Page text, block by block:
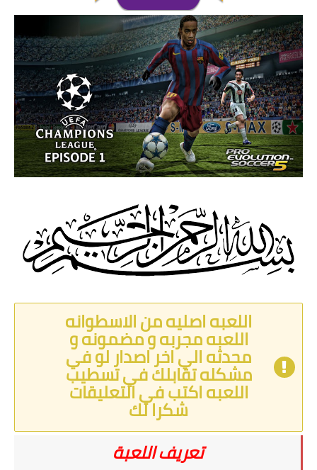
اللعبه اصليه من الاسطوانه
اللعبه مجربه و مضمونه و
محدثه الي اخر اصدار لو في
مشكله تقابلك في تسطيب
اللعبه اكتب في التعليقات
شكرا لك
تعريف اللعبة